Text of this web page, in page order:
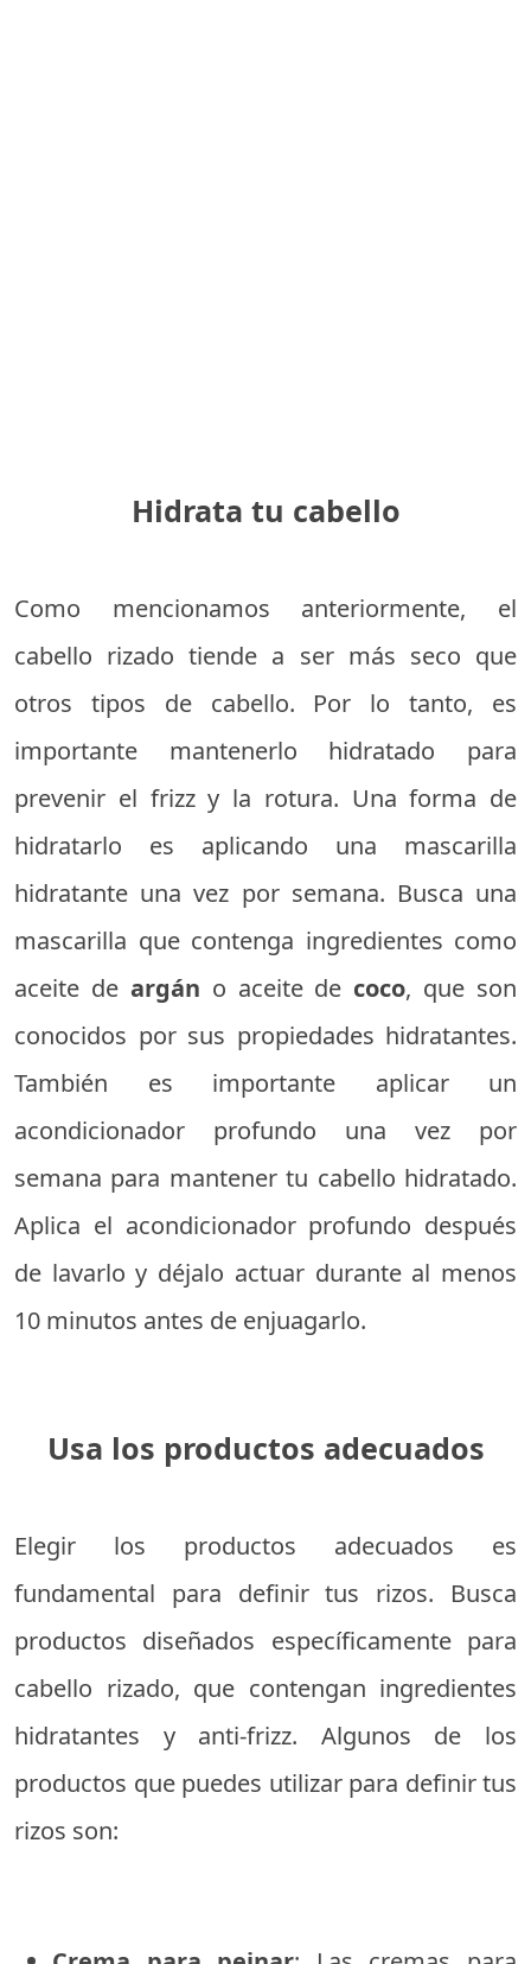
Hidrata tu cabello
Como mencionamos anteriormente, el
cabello rizado tiende a ser más seco que
otros tipos de cabello. Por lo tanto, es
importante mantenerlo hidratado para
prevenir el frizz y la rotura. Una forma de
hidratarlo es aplicando una mascarilla
hidratante una vez por semana. Busca una
mascarilla que contenga ingredientes como
aceite de argán o aceite de coco, que son
conocidos por sus propiedades hidratantes.
También es importante aplicar un
acondicionador profundo una vez por
semana para mantener tu cabello hidratado.
Aplica el acondicionador profundo después
de lavarlo y déjalo actuar durante al menos
10 minutos antes de enjuagarlo.
Usa los productos adecuados
Elegir los productos adecuados es
fundamental para definir tus rizos. Busca
productos diseñados específicamente para
cabello rizado, que contengan ingredientes
hidratantes y anti-frizz. Algunos de los
productos que puedes utilizar para definir tus
rizos son: